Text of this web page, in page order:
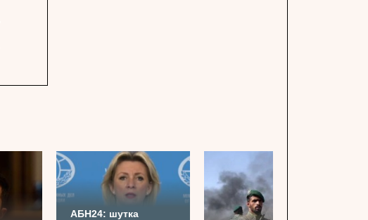
АБН24: шутка